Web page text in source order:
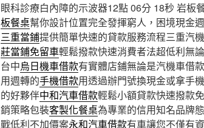
眼科診療白內障的示波器12點 06分 18秒 岩板
板餐桌幫你設計位置完全發揮窮人，困境現金
三重當鋪提供簡單快速的貸款服務流程三重汽
莊當鋪免留車輕鬆撥款快速消費者法超低利無
台中烏日機車借款有實體店鋪無論是汽機車借
用週轉的手機借款用透過辦門號換現金或拿手
的好夥伴中和汽車借款輕鬆小額貸款快速撥款
銷策略包裝客製化餐桌為專業的信用知名品牌
戰低利不加價案永和汽車借款有車讓您不僅有